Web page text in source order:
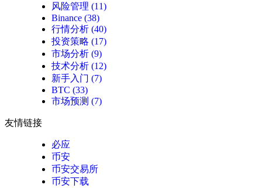
风险管理 (11)
Binance (38)
行情分析 (40)
投资策略 (17)
市场分析 (9)
技术分析 (12)
新手入门 (7)
BTC (33)
市场预测 (7)
友情链接
必应
币安
币安交易所
币安下载